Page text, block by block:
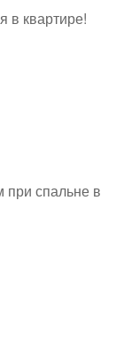
в квартире!
при спальне в